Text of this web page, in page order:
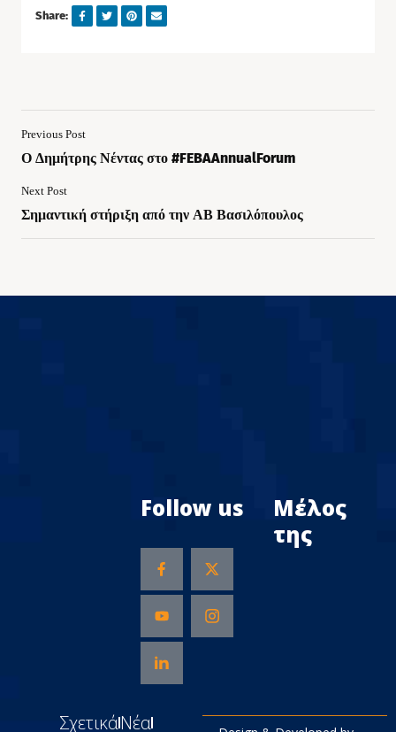
Share:
Previous Post
Ο Δημήτρης Νέντας στο #FEBAAnnualForum
Next Post
Σημαντική στήριξη από την ΑΒ Βασιλόπουλος
Follow us
Μέλος
της
ΣχετικάΝέα